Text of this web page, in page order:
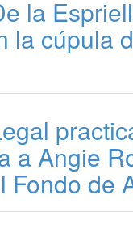
la
la cúpula
a Angie
Fondo de